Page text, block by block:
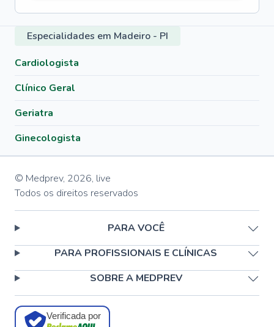
Especialidades em Madeiro - PI
Cardiologista
Clínico Geral
Geriatra
Ginecologista
© Medprev, 2026, live
Todos os direitos reservados
PARA VOCÊ
PARA PROFISSIONAIS E CLÍNICAS
SOBRE A MEDPREV
Verificada por